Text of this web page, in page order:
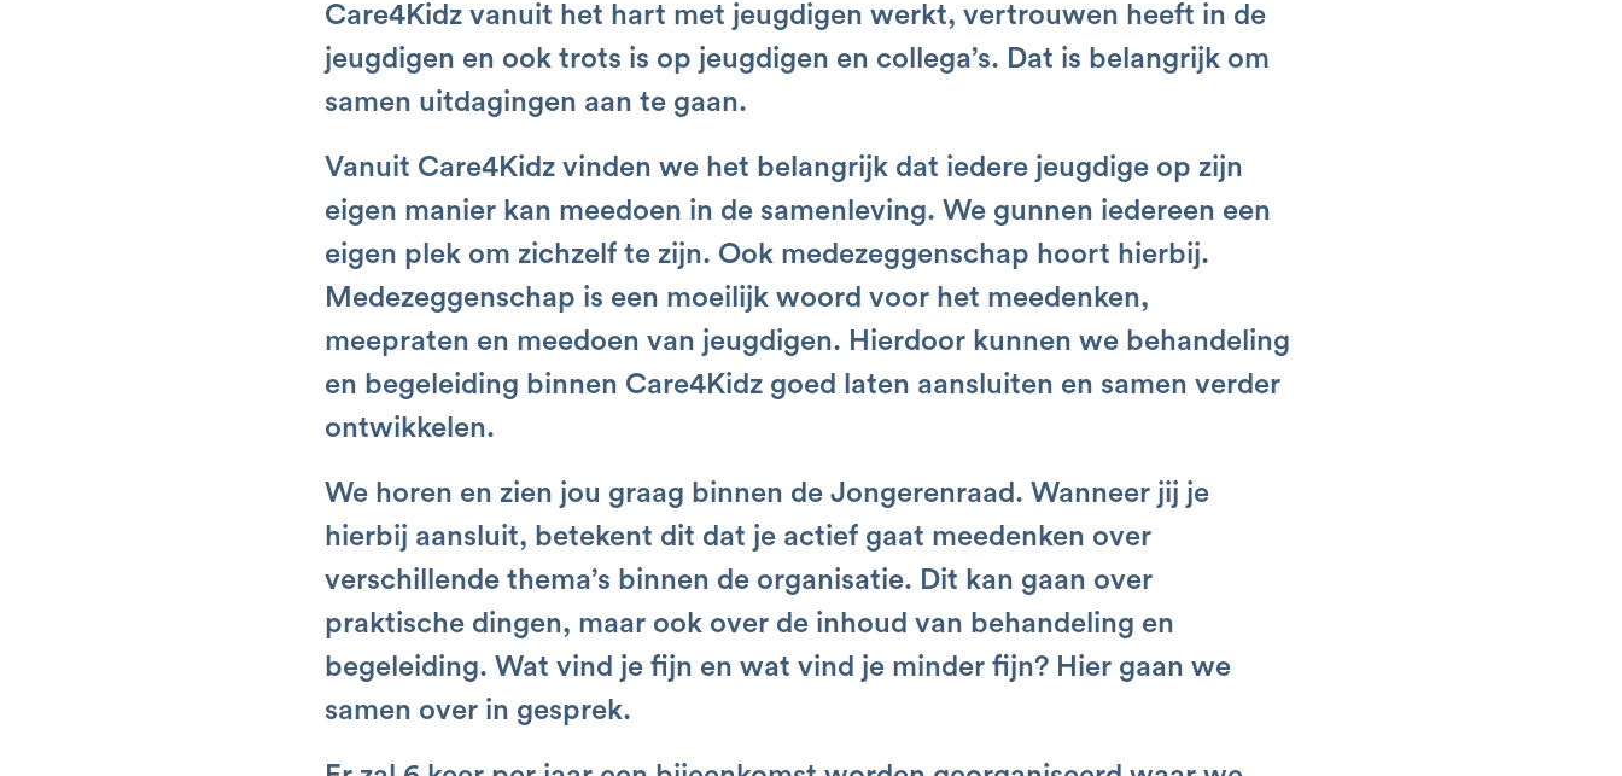
Care4Kidz vanuit het hart met jeugdigen werkt, vertrouwen heeft in de
jeugdigen en ook trots is op jeugdigen en collega’s. Dat is belangrijk om
samen uitdagingen aan te gaan.
Vanuit Care4Kidz vinden we het belangrijk dat iedere jeugdige op zijn
eigen manier kan meedoen in de samenleving. We gunnen iedereen een
eigen plek om zichzelf te zijn. Ook medezeggenschap hoort hierbij.
Medezeggenschap is een moeilijk woord voor het meedenken,
meepraten en meedoen van jeugdigen. Hierdoor kunnen we behandeling
en begeleiding binnen Care4Kidz goed laten aansluiten en samen verder
ontwikkelen.
We horen en zien jou graag binnen de Jongerenraad. Wanneer jij je
hierbij aansluit, betekent dit dat je actief gaat meedenken over
verschillende thema’s binnen de organisatie. Dit kan gaan over
praktische dingen, maar ook over de inhoud van behandeling en
begeleiding. Wat vind je fijn en wat vind je minder fijn? Hier gaan we
samen over in gesprek.